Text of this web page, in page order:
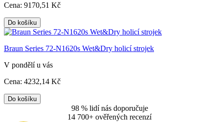
Cena: 9170,51 Kč
Do košíku
Braun Series 72-N1620s Wet&Dry holicí strojek
V pondělí u vás
Cena: 4232,14 Kč
Do košíku
98 % lidí nás doporučuje
14 700+ ověřených recenzí